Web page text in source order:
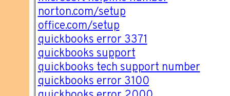
norton.com/setup
office.com/setup
quickbooks error 3371
quickbooks support
quickbooks tech support number
quickbooks error 3100